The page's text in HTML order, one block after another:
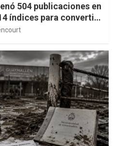
504 publicaciones en
índices para convertir
memoria pública